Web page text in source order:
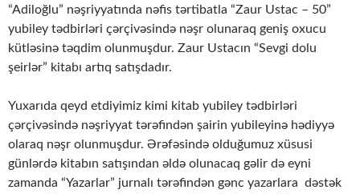
“Adiloğlu” nəşriyyatında nəfis tərtibatla “Zaur Ustac – 50”
yubiley tədbirləri çərçivəsində nəşr olunaraq geniş oxucu
kütləsinə təqdim olunmuşdur. Zaur Ustacın “Sevgi dolu
şeirlər” kitabı artıq satışdadır.
Yuxarıda qeyd etdiyimiz kimi kitab yubiley tədbirləri
çərçivəsində nəşriyyat tərəfindən şairin yubileyinə hədiyyə
olaraq nəşr olunmuşdur. Ərəfəsində olduğumuz xüsusi
günlərdə kitabın satışından əldə olunacaq gəlir də eyni
zamanda “Yazarlar” jurnalı tərəfindən gənc yazarlara dəstək